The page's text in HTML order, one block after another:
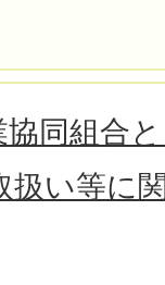
同組合
扱い等に